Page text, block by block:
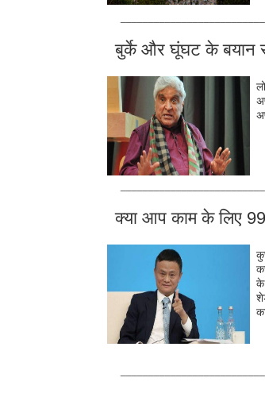
बुर्के और घूंघट के बयान
क्‍या आप काम के लिए
के